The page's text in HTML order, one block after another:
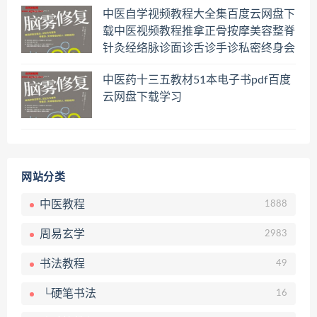
中医自学视频教程大全集百度云网盘下
载中医视频教程推拿正骨按摩美容整脊
针灸经络脉诊面诊舌诊手诊私密终身会
中医药十三五教材51本电子书pdf百度
云网盘下载学习
网站分类
中医教程 1888
周易玄学 2983
书法教程 49
└硬笔书法 16